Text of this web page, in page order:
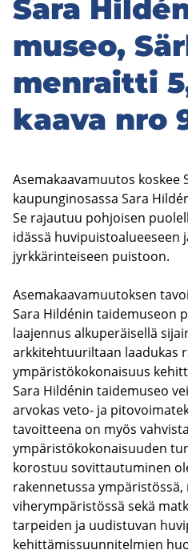
Sara
museo,
men­rait­ti
kaa­va nro
Asemakaavamuutos koskee
kaupunginosassa Sara
Se rajautuu pohjoisen
idässä huvipuistoalueeseen
jyrkkärinteiseen puistoon.
Asemakaavamuutoksen
Sara Hildénin taidemuseon
laajennus alkuperäisellä
arkkitehtuuriltaan laadukas
ympäristökokonaisuus
Sara Hildénin taidemuseo
arvokas veto- ja
tavoitteena on myös
ympäristökokonaisuuden
korostuu sovittautuminen
rakennetussa ympäristössä,
viherympäristössä sekä
tarpeiden ja uudistuvan
kehittämissuunnitelmien